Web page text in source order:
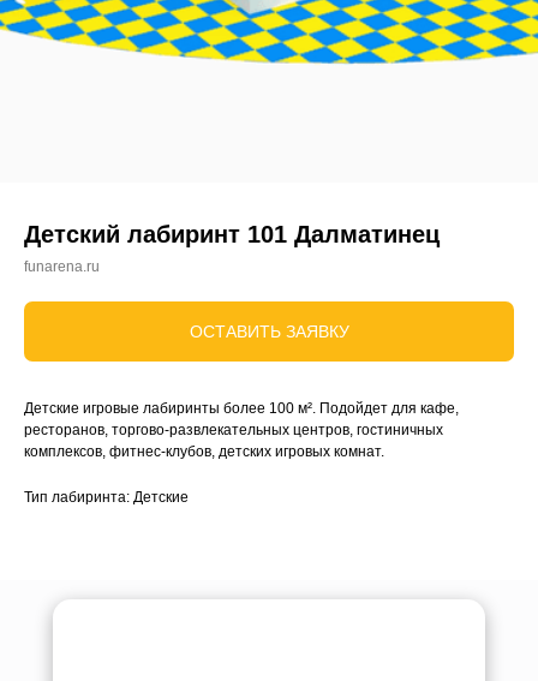
Детский лабиринт 101 Далматинец
funarena.ru
ОСТАВИТЬ ЗАЯВКУ
Детские игровые лабиринты более 100 м². Подойдет для кафе,
ресторанов, торгово-развлекательных центров, гостиничных
комплексов, фитнес-клубов, детских игровых комнат.
Тип лабиринта: Детские